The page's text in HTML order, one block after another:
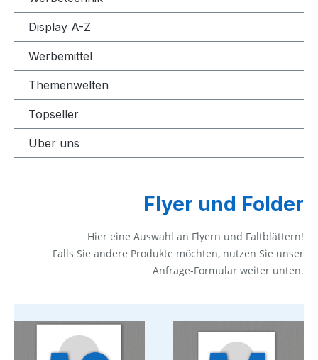
Display A-Z
Werbemittel
Themenwelten
Topseller
Über uns
Flyer und Folder
Hier eine Auswahl an Flyern und Faltblättern!
Falls Sie andere Produkte möchten, nutzen Sie unser
Anfrage-Formular weiter unten.